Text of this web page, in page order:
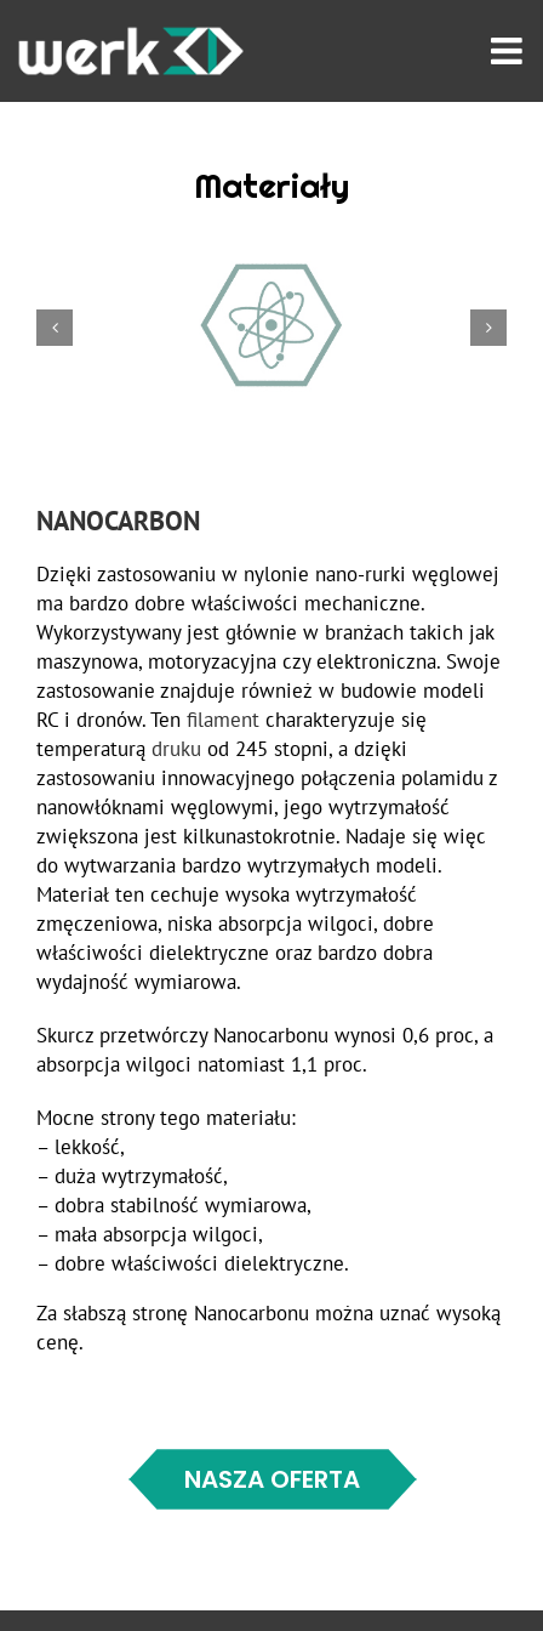
do
zawartości
Materiały
NANOCARBON
Dzięki zastosowaniu w nylonie nano-rurki węglowej
ma bardzo dobre właściwości mechaniczne.
Wykorzystywany jest głównie w branżach takich jak
maszynowa, motoryzacyjna czy elektroniczna. Swoje
zastosowanie znajduje również w budowie modeli
RC i dronów. Ten filament charakteryzuje się
temperaturą druku od 245 stopni, a dzięki
zastosowaniu innowacyjnego połączenia polamidu z
nanowłóknami węglowymi, jego wytrzymałość
zwiększona jest kilkunastokrotnie. Nadaje się więc
do wytwarzania bardzo wytrzymałych modeli.
Materiał ten cechuje wysoka wytrzymałość
zmęczeniowa, niska absorpcja wilgoci, dobre
właściwości dielektryczne oraz bardzo dobra
wydajność wymiarowa.
Skurcz przetwórczy Nanocarbonu wynosi 0,6 proc, a
absorpcja wilgoci natomiast 1,1 proc.
Mocne strony tego materiału:
– lekkość,
– duża wytrzymałość,
– dobra stabilność wymiarowa,
– mała absorpcja wilgoci,
– dobre właściwości dielektryczne.
Za słabszą stronę Nanocarbonu można uznać wysoką
cenę.
NASZA OFERTA